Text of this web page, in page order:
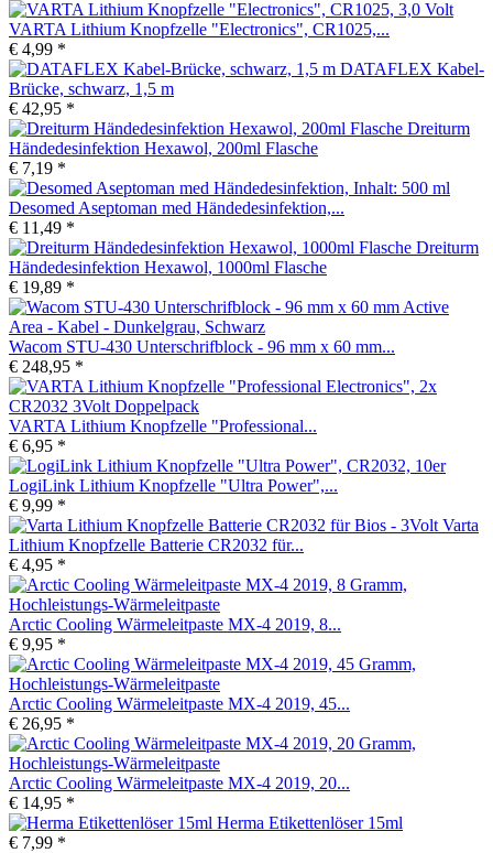
VARTA Lithium Knopfzelle "Electronics", CR1025,...
€ 4,99 *
DATAFLEX Kabel-
Brücke, schwarz, 1,5 m
€ 42,95 *
Dreiturm
Händedesinfektion Hexawol, 200ml Flasche
€ 7,19 *
Desomed Aseptoman med Händedesinfektion,...
€ 11,49 *
Dreiturm
Händedesinfektion Hexawol, 1000ml Flasche
€ 19,89 *
Wacom STU-430 Unterschrifblock - 96 mm x 60 mm...
€ 248,95 *
VARTA Lithium Knopfzelle "Professional...
€ 6,95 *
LogiLink Lithium Knopfzelle "Ultra Power",...
€ 9,99 *
Varta
Lithium Knopfzelle Batterie CR2032 für...
€ 4,95 *
Arctic Cooling Wärmeleitpaste MX-4 2019, 8...
€ 9,95 *
Arctic Cooling Wärmeleitpaste MX-4 2019, 45...
€ 26,95 *
Arctic Cooling Wärmeleitpaste MX-4 2019, 20...
€ 14,95 *
Herma Etikettenlöser 15ml
€ 7,99 *